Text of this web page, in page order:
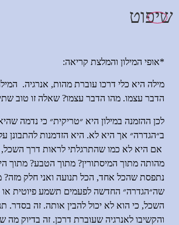
שיפוט
*אופי המילון והמלצת קריאה:
מילה היא כלי דרכו עוברת מהות, אנרגיה.
הדבר עצמו. מהו הדבר עצמו? שאלה זו טוב
לכן ההזמנה במילון היא ״טריקית״ כי נדמה
ב״הגדרה״ אך היא לא. היא הזדמנות להתבונן
אם היא לא כמו שהתרגלתי לראות דרך השכל,
מהותה מתוך המיסתורין? מתוך הטבע? מתוך
נתפסת שהכל אחד, הכל תנועה ואני חלק מזה?
שה״הגדרה״ החדשה לפעמים תשמע פיוטית או
השכל, כי הוא לא יכול להבין אותה. זה בסדר.
והקשיבו לאנרגיה שעוברת דרכן. זה בדיוק מה